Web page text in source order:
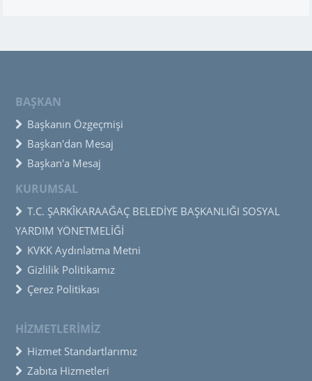
BAŞKAN
Başkanın Özgeçmişi
Başkan'dan Mesaj
Başkan'a Mesaj
KURUMSAL
T.C. ŞARKÎKARAAĞAÇ BELEDİYE BAŞKANLIĞI SOSYAL
YARDIM YÖNETMELİĞİ
KVKK Aydınlatma Metni
Gizlilik Politikamız
Çerez Politikası
HİZMETLERİMİZ
Hizmet Standartlarımız
Zabıta Hizmetleri